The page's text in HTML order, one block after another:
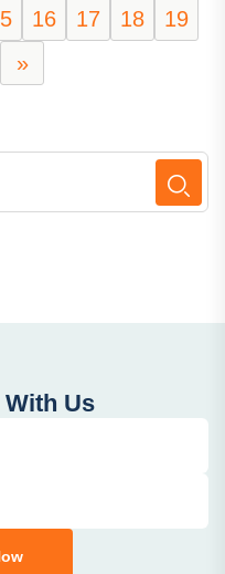
16 17 18
19
»
With Us